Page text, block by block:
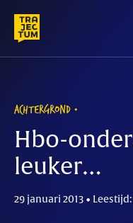
content
ACHTERGROND
Hbo-
leuker…
29 januari 2013 •